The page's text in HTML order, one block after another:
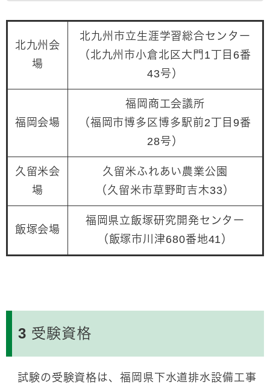
北九州会
場
北九州市立生涯学習総合センター
（北九州市小倉北区大門1丁目6番
43号）
福岡会場
福岡商工会議所
（福岡市博多区博多駅前2丁目9番
28号）
久留米会
場
久留米ふれあい農業公園
（久留米市草野町吉木33）
飯塚会場
福岡県立飯塚研究開発センター
（飯塚市川津680番地41）
3 受験資格
試験の受験資格は、福岡県下水道排水設備工事